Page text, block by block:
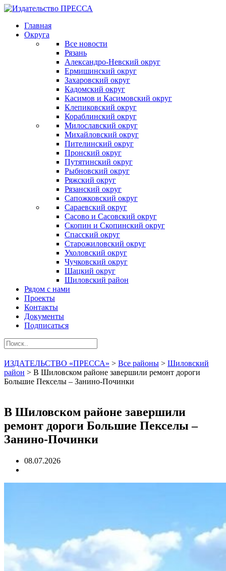
Главная
Округа
Все новости
Рязань
Александро-Невский округ
Ермишинский округ
Захаровский округ
Кадомский округ
Касимов и Касимовский округ
Клепиковский округ
Кораблинский округ
Милославский округ
Михайловский округ
Пителинский округ
Пронский округ
Путятинский округ
Рыбновский округ
Ряжский округ
Рязанский округ
Сапожковский округ
Сараевский округ
Сасово и Сасовский округ
Скопин и Скопинский округ
Спасский округ
Старожиловский округ
Ухоловский округ
Чучковский округ
Шацкий округ
Шиловский район
Рядом с нами
Проекты
Контакты
Документы
Подписаться
ИЗДАТЕЛЬСТВО «ПРЕССА» > Все районы > Шиловский
район > В Шиловском районе завершили ремонт дороги
Большие Пекселы – Занино-Починки
В Шиловском районе завершили
ремонт дороги Большие Пекселы –
Занино-Починки
08.07.2026